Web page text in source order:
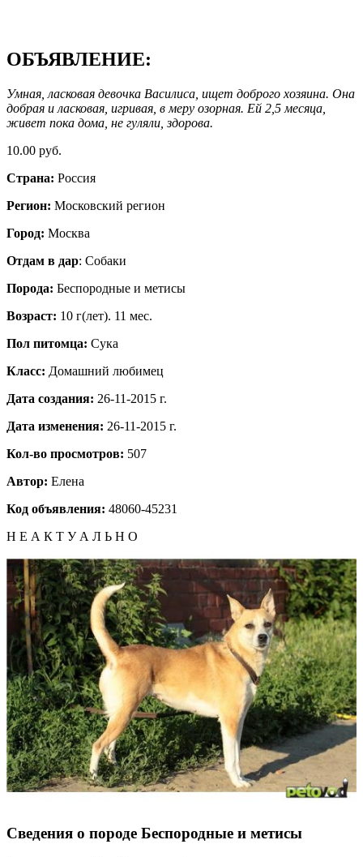
ОБЪЯВЛЕНИЕ:
Умная, ласковая девочка Василиса, ищет доброго хозяина. Она
добрая и ласковая, игривая, в меру озорная. Ей 2,5 месяца,
живет пока дома, не гуляли, здорова.
10.00 руб.
Страна: Россия
Регион: Московский регион
Город: Москва
Отдам в дар: Собаки
Порода: Бeспородные и метисы
Возраст: 10 г(лет). 11 мес.
Пол питомца: Сука
Класс: Домашний любимец
Дата создания: 26-11-2015 г.
Дата изменения: 26-11-2015 г.
Кол-во просмотров: 507
Автор: Елена
Код объявления: 48060-45231
Н Е А К Т У А Л Ь Н О
Сведения о породе Бeспородные и метисы